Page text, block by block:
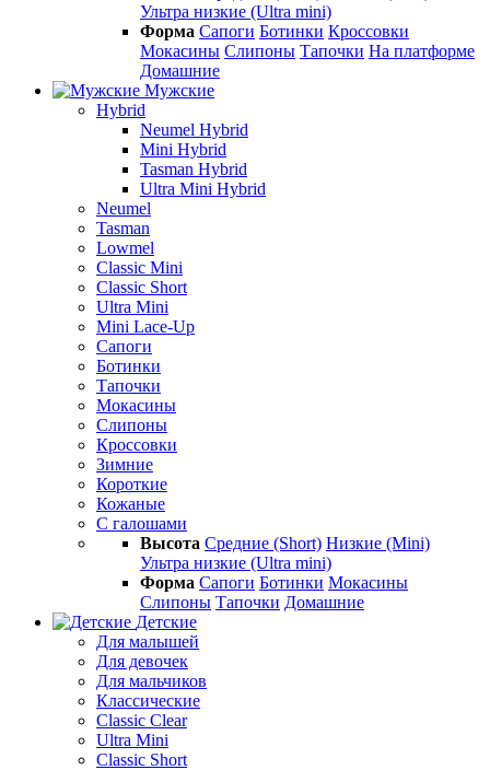
Ультра низкие (Ultra mini)
Форма Сапоги Ботинки Кроссовки
Мокасины Слипоны Тапочки На платформе
Домашние
Мужские
Hybrid
Neumel Hybrid
Mini Hybrid
Tasman Hybrid
Ultra Mini Hybrid
Neumel
Tasman
Lowmel
Classic Mini
Classic Short
Ultra Mini
Mini Lace-Up
Сапоги
Ботинки
Тапочки
Мокасины
Слипоны
Кроссовки
Зимние
Короткие
Кожаные
С галошами
Высота Средние (Short) Низкие (Mini)
Ультра низкие (Ultra mini)
Форма Сапоги Ботинки Мокасины
Слипоны Тапочки Домашние
Детские
Для малышей
Для девочек
Для мальчиков
Классические
Classic Clear
Ultra Mini
Classic Short